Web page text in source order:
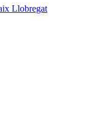
Llobregat